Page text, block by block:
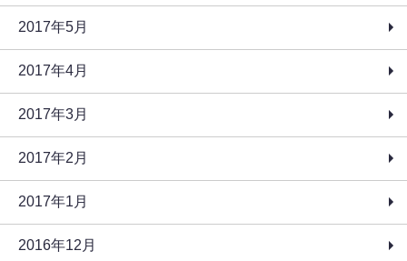
2017年5月
2017年4月
2017年3月
2017年2月
2017年1月
2016年12月